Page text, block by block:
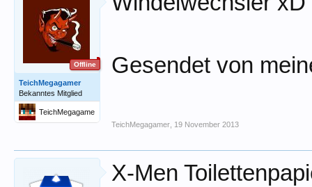
Offline
TeichMegagamer
Bekanntes Mitglied
TeichMegagame
r
Gesendet von
TeichMegagamer 19 November 2013
X-Men